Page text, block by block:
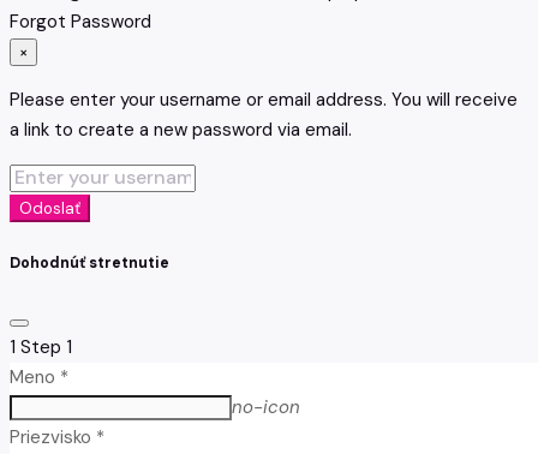
Forgot Password
×
Please enter your username or email address. You will receive
a link to create a new password via email.
Odoslať
Dohodnúť stretnutie
1 Step 1
Meno *
no-icon
Priezvisko *